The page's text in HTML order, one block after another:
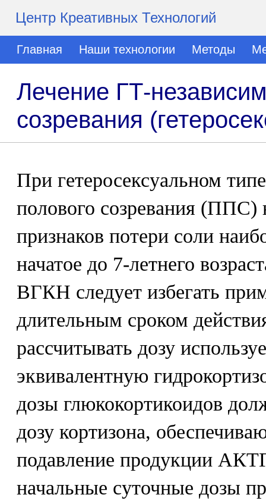
Центр Креативных Технологий
Главная Наши технологии Методы
Лечение ГТ-
созревания
При гетеросексуальном
полового созревания
признаков потери соли
начатое до 7-летнего
ВГКН следует избегать
длительным сроком
рассчитывать дозу
эквивалентную
дозы глюкокортикоидов
дозу кортизона,
подавление продукции
начальные суточные дозы